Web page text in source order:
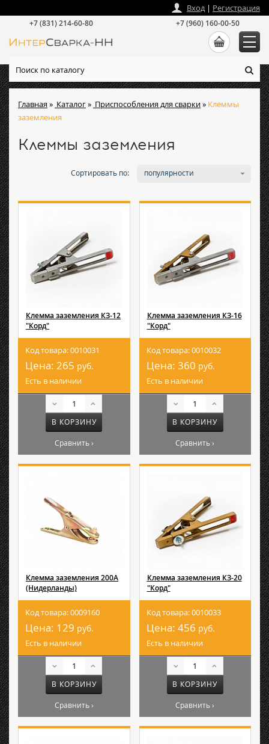
Главная» Каталог» Приспособления для сварки» Клеммы
заземления
Клеммы заземления
Сортировать по: популярности
Клемма заземления КЗ-12
"Корд"
Код товара: 0010031
Цена: 265 руб.
Есть в наличии
В КОРЗИНУ
Сравнить ›
Клемма заземления КЗ-16
"Корд"
Код товара: 0010032
Цена: 360 руб.
Есть в наличии
В КОРЗИНУ
Сравнить ›
Клемма заземления 200А
(Нидерланды)
Код товара: 0009160
Цена: 129 руб.
Есть в наличии
В КОРЗИНУ
Сравнить ›
Клемма заземления КЗ-20
"Корд"
Код товара: 0010033
Цена: 456 руб.
Есть в наличии
В КОРЗИНУ
Сравнить ›
Вход| Регистрация
+7 (831) 214-60-80 +7 (960) 160-00-50